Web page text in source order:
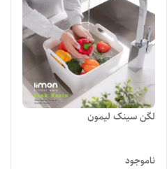
لگن سینک لیمون
ناموجود